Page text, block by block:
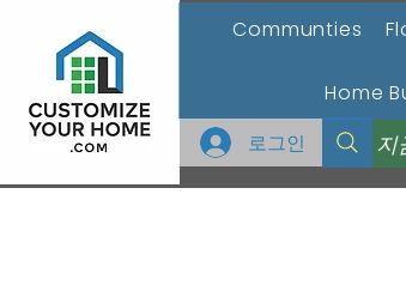
Communties
Home
로그인
지